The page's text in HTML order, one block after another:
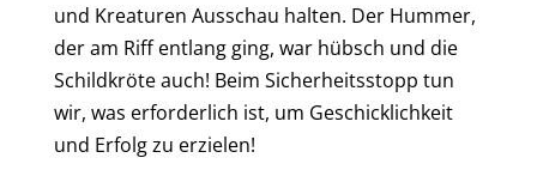
und Kreaturen Ausschau halten. Der Hummer,
der am Riff entlang ging, war hübsch und die
Schildkröte auch! Beim Sicherheitsstopp tun
wir, was erforderlich ist, um Geschicklichkeit
und Erfolg zu erzielen!